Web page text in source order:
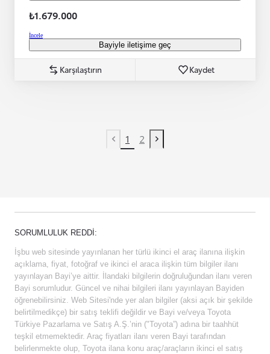
₺1.679.000
İncele
Bayiyle iletişime geç
Karşılaştırın Kaydet
Previous page
1 2
Next page
SORUMLULUK REDDI:
İşbu web sitesinde yayınlanan her türlü ikinci el araç ilanına ilişkin
açıklama, fiyat, fotoğraf ve ikinci el araca ilişkin tüm bilgiler ilanı
yayınlayan Bayi’ye aittir. İlandaki bilgilerin doğruluğundan ilanı veren
Bayi sorumludur. Güncel ve nihai bilgileri ilanı yayınlayan Bayiden
öğrenebilirsiniz. Web Sitesi'nde yer alan bilgiler (aksi açık bir şekilde
belirtilmedikçe) bir satış teklifi değildir ve Bayi ve/veya Toyota
Türkiye Pazarlama ve Satış A.Ş.’nin ("Toyota”) adına bir taahhüt
teşkil etmemektedir. Araç fiyatları ilanı veren Bayi tarafından
belirlenmekte olup, Toyota ilana konu araç/araçların ikinci el satış